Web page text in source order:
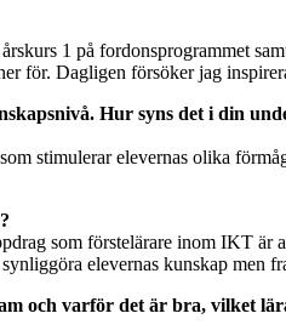
1 på fordonsprogrammet
för. Dagligen försöker jag
Hur syns det i din
stimulerar elevernas olika
som förstelärare inom IKT
elevernas kunskap men
och varför det är bra, vilket